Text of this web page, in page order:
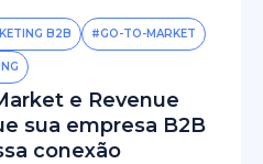
B2B #GO-TO-MARKET
e Revenue
sua empresa B2B
conexão